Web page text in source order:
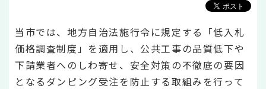
当市では、地方自治法施行令に規定する「低入札
価格調査制度」を適用し、公共工事の品質低下や
下請業者へのしわ寄せ、安全対策の不徹底の要因
となるダンピング受注を防止する取組みを行って